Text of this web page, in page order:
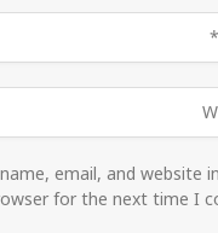
email, and website
for the next time I